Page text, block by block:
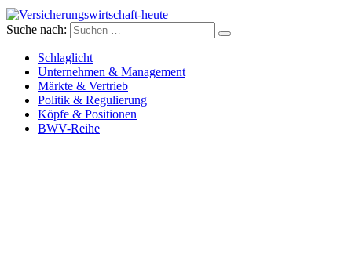
Versicherungswirtschaft-heute
Suche nach:
Schlaglicht
Unternehmen & Management
Märkte & Vertrieb
Politik & Regulierung
Köpfe & Positionen
BWV-Reihe